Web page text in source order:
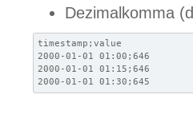
Dezimalkomma
timestamp;value
2000-01-01 01:00;646
2000-01-01 01:15;646
2000-01-01 01:30;645